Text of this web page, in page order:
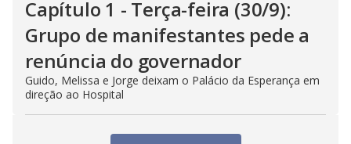
Capítulo 1 - Terça-feira (30/9):
Grupo de manifestantes pede a
renúncia do governador
Guido, Melissa e Jorge deixam o Palácio da Esperança em
direção ao Hospital